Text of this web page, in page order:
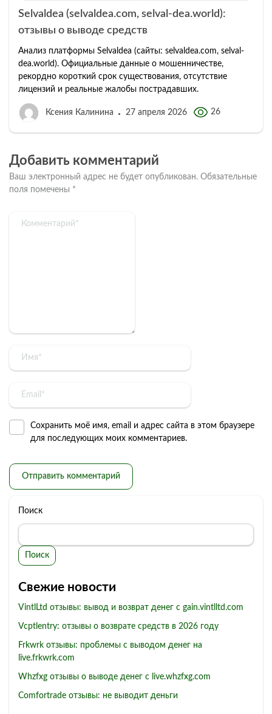
Selvaldea (selvaldea.com, selval-dea.world):
отзывы о выводе средств
Анализ платформы Selvaldea (сайты: selvaldea.com, selval-
dea.world). Официальные данные о мошенничестве,
рекордно короткий срок существования, отсутствие
лицензий и реальные жалобы пострадавших.
Ксения Калинина 27 апреля 2026 26
Добавить комментарий
Ваш электронный адрес не будет опубликован. Обязательные
поля помечены *
Сохранить моё имя, email и адрес сайта в этом браузере
для последующих моих комментариев.
Поиск
Поиск
Свежие новости
VintlLtd отзывы: вывод и возврат денег с gain.vintlltd.com
Vcptlentry: отзывы о возврате средств в 2026 году
Frkwrk отзывы: проблемы с выводом денег на
live.frkwrk.com
Whzfxg отзывы о выводе денег с live.whzfxg.com
Comfortrade отзывы: не выводит деньги